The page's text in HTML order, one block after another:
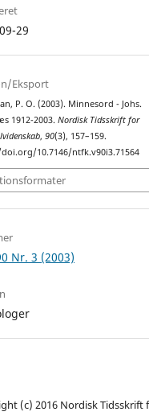
29
Eksport
P. O. (2003). Minnesord - Johs.
1912-2003.Nordisk Tidsskrift for
,90(3), 157–159.
10.7146/ntfk.v90i3.71564
Nr. 3 (2003)
(c) 2016 Nordisk Tidsskrift